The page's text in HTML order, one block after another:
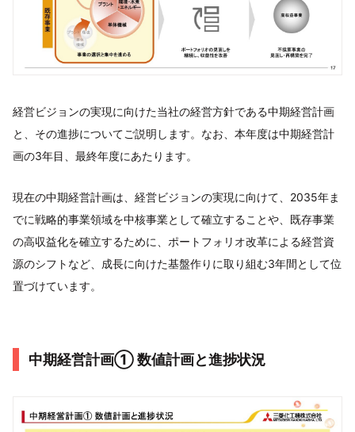
経営ビジョンの実現に向けた当社の経営方針である中期経営計画
と、その進捗についてご説明します。なお、本年度は中期経営計
画の3年目、最終年度にあたります。
現在の中期経営計画は、経営ビジョンの実現に向けて、2035年ま
でに戦略的事業領域を中核事業として確立することや、既存事業
の高収益化を確立するために、ポートフォリオ改革による経営資
源のシフトなど、成長に向けた基盤作りに取り組む3年間として位
置づけています。
中期経営計画➀ 数値計画と進捗状況